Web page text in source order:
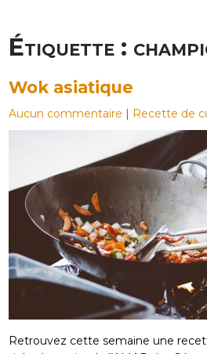
Étiquette :
Wok asiatique
Aucun commentaire | Recette de
Retrouvez cette semaine une